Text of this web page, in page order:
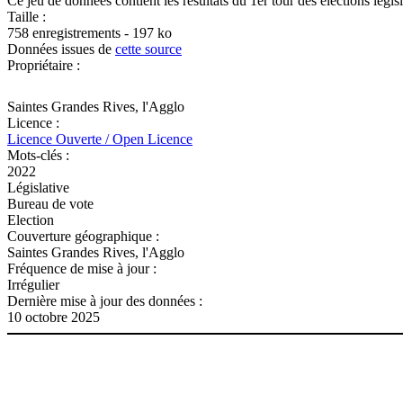
Taille :
758 enregistrements - 197 ko
Données issues de cette source
Propriétaire :
Saintes Grandes Rives, l'Agglo
Licence :
Licence Ouverte / Open Licence
Mots-clés :
2022
Législative
Bureau de vote
Election
Couverture géographique :
Saintes Grandes Rives, l'Agglo
Fréquence de mise à jour :
Irrégulier
Dernière mise à jour des données :
10 octobre 2025